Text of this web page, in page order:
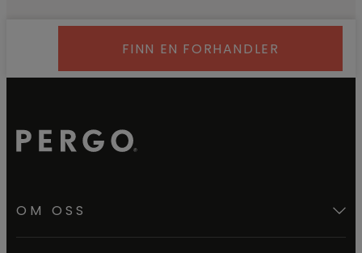
FINN EN FORHANDLER
OM OSS